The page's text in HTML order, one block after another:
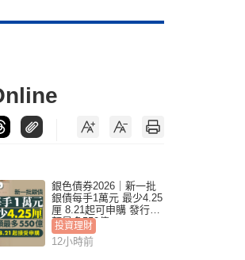
銀色債券2026｜新一批
銀債每手1萬元 最少4.25
厘 8.21起可申購 發行金
額最多550億
投資理財
12小時前